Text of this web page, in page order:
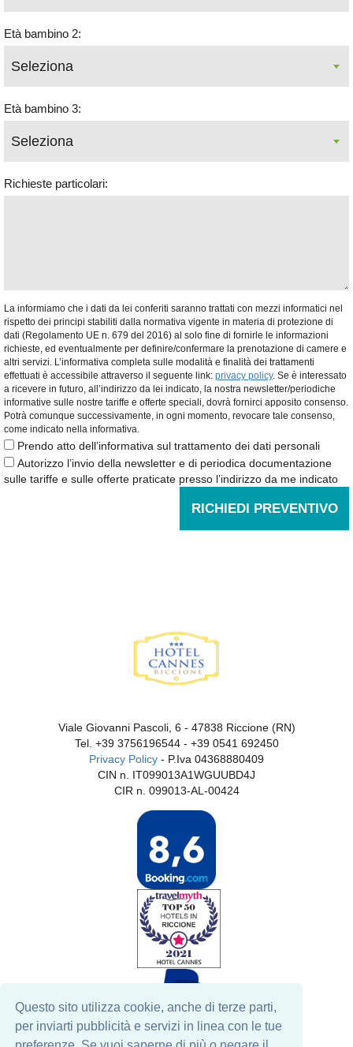
Questo sito utilizza cookie, anche di terze parti,
per inviarti pubblicità e servizi in linea con le tue
Età bambino 2:
Età bambino 3:
Richieste particolari:
La informiamo che i dati da lei conferiti saranno trattati con mezzi informatici nel
rispetto dei principi stabiliti dalla normativa vigente in materia di protezione di
dati (Regolamento UE n. 679 del 2016) al solo fine di fornirle le informazioni
richieste, ed eventualmente per definire/confermare la prenotazione di camere e
altri servizi. L’informativa completa sulle modalità e finalità dei trattamenti
effettuati è accessibile attraverso il seguente link: privacy policy. Se è interessato
a ricevere in futuro, all’indirizzo da lei indicato, la nostra newsletter/periodiche
informative sulle nostre tariffe e offerte speciali, dovrà fornirci apposito consenso.
Potrà comunque successivamente, in ogni momento, revocare tale consenso,
come indicato nella informativa.
Prendo atto dell’informativa sul trattamento dei dati personali
Autorizzo l’invio della newsletter e di periodica documentazione
sulle tariffe e sulle offerte praticate presso l’indirizzo da me indicato
RICHIEDI PREVENTIVO
Viale Giovanni Pascoli, 6 - 47838 Riccione (RN)
Tel. +39 3756196544- +39 0541 692450
Privacy Policy - P.Iva 04368880409
CIN n. IT099013A1WGUUBD4J
CIR n. 099013-AL-00424